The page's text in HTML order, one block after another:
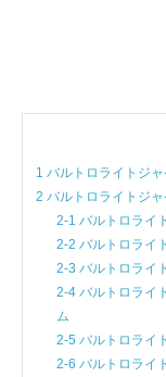
1 バルトロライトジ
2 バルトロライトジ
2-1 バルトロライ
2-2 バルトロライ
2-3 バルトロライ
2-4 バルトロライ
ム
2-5 バルトロライ
2-6 バルトロライ